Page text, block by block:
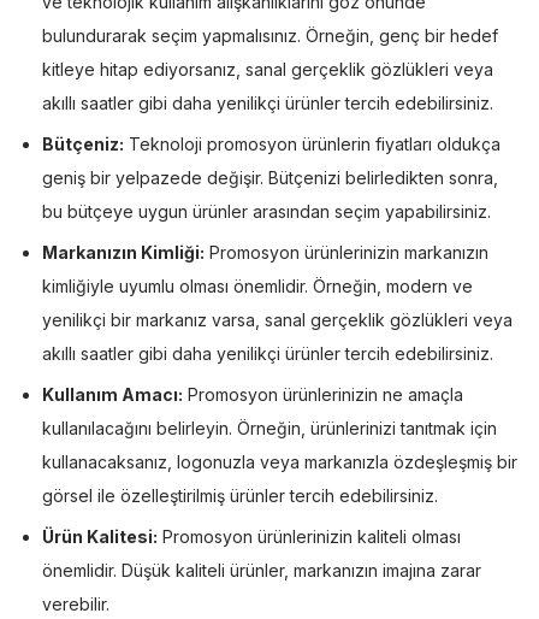
bulundurarak seçim yapmalısınız. Örneğin, genç bir hedef
kitleye hitap ediyorsanız, sanal gerçeklik gözlükleri veya
akıllı saatler gibi daha yenilikçi ürünler tercih edebilirsiniz.
Bütçeniz: Teknoloji promosyon ürünlerin fiyatları oldukça
geniş bir yelpazede değişir. Bütçenizi belirledikten sonra,
bu bütçeye uygun ürünler arasından seçim yapabilirsiniz.
Markanızın Kimliği: Promosyon ürünlerinizin markanızın
kimliğiyle uyumlu olması önemlidir. Örneğin, modern ve
yenilikçi bir markanız varsa, sanal gerçeklik gözlükleri veya
akıllı saatler gibi daha yenilikçi ürünler tercih edebilirsiniz.
Kullanım Amacı: Promosyon ürünlerinizin ne amaçla
kullanılacağını belirleyin. Örneğin, ürünlerinizi tanıtmak için
kullanacaksanız, logonuzla veya markanızla özdeşleşmiş bir
görsel ile özelleştirilmiş ürünler tercih edebilirsiniz.
Ürün Kalitesi: Promosyon ürünlerinizin kaliteli olması
önemlidir. Düşük kaliteli ürünler, markanızın imajına zarar
verebilir.